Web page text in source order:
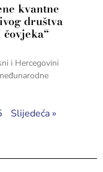
kvantne
društva
i Hercegovini
Slijedeća »